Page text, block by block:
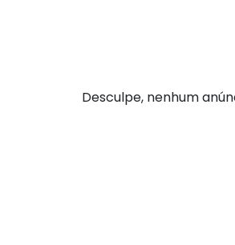
Desculpe, nenhum